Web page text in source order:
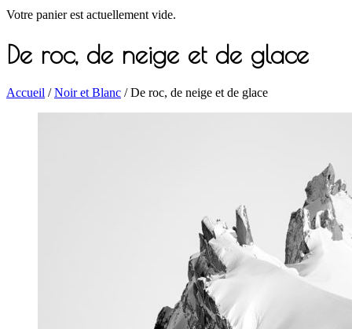
Votre panier est actuellement vide.
De roc, de neige et de glace
Accueil /Noir et Blanc / De roc, de neige et de glace